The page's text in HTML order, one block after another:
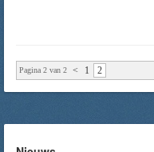
Pagina 2 van 2 < 1 2